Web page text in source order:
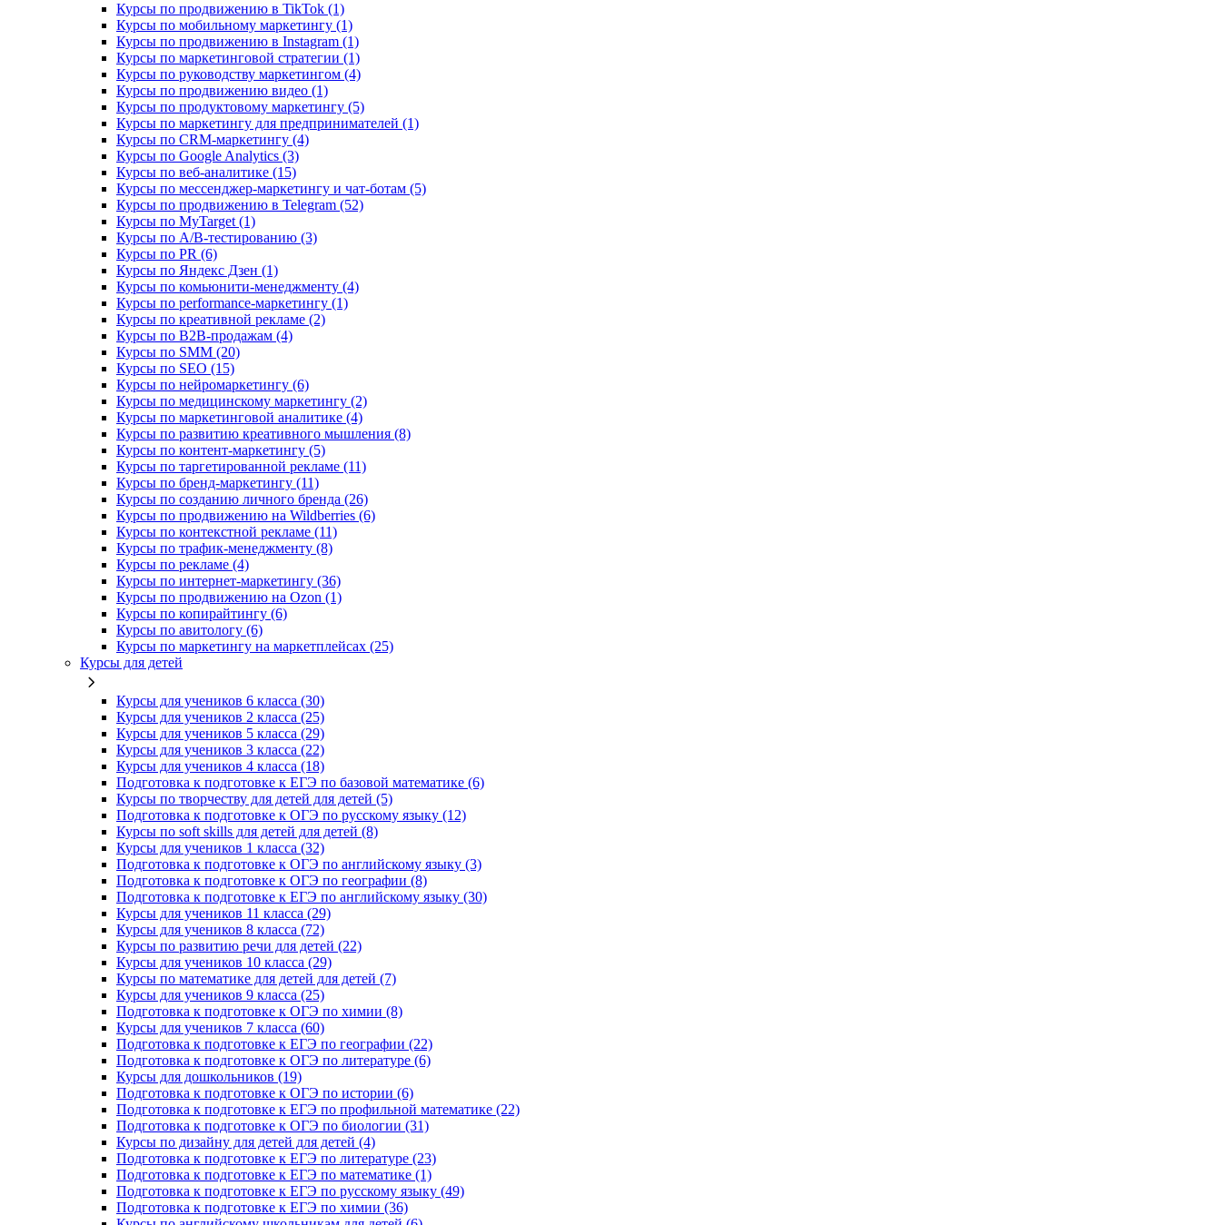
Курсы по продвижению в TikTok (1)
Курсы по мобильному маркетингу (1)
Курсы по продвижению в Instagram (1)
Курсы по маркетинговой стратегии (1)
Курсы по руководству маркетингом (4)
Курсы по продвижению видео (1)
Курсы по продуктовому маркетингу (5)
Курсы по маркетингу для предпринимателей (1)
Курсы по CRM-маркетингу (4)
Курсы по Google Analytics (3)
Курсы по веб-аналитике (15)
Курсы по мессенджер-маркетингу и чат-ботам (5)
Курсы по продвижению в Telegram (52)
Курсы по MyTarget (1)
Курсы по A/B-тестированию (3)
Курсы по PR (6)
Курсы по Яндекс Дзен (1)
Курсы по комьюнити-менеджменту (4)
Курсы по performance-маркетингу (1)
Курсы по креативной рекламе (2)
Курсы по B2B-продажам (4)
Курсы по SMM (20)
Курсы по SEO (15)
Курсы по нейромаркетингу (6)
Курсы по медицинскому маркетингу (2)
Курсы по маркетинговой аналитике (4)
Курсы по развитию креативного мышления (8)
Курсы по контент-маркетингу (5)
Курсы по таргетированной рекламе (11)
Курсы по бренд-маркетингу (11)
Курсы по созданию личного бренда (26)
Курсы по продвижению на Wildberries (6)
Курсы по контекстной рекламе (11)
Курсы по трафик-менеджменту (8)
Курсы по рекламе (4)
Курсы по интернет-маркетингу (36)
Курсы по продвижению на Ozon (1)
Курсы по копирайтингу (6)
Курсы по авитологу (6)
Курсы по маркетингу на маркетплейсах (25)
Курсы для детей
Курсы для учеников 6 класса (30)
Курсы для учеников 2 класса (25)
Курсы для учеников 5 класса (29)
Курсы для учеников 3 класса (22)
Курсы для учеников 4 класса (18)
Подготовка к подготовке к ЕГЭ по базовой математике (6)
Курсы по творчеству для детей для детей (5)
Подготовка к подготовке к ОГЭ по русскому языку (12)
Курсы по soft skills для детей для детей (8)
Курсы для учеников 1 класса (32)
Подготовка к подготовке к ОГЭ по английскому языку (3)
Подготовка к подготовке к ОГЭ по географии (8)
Подготовка к подготовке к ЕГЭ по английскому языку (30)
Курсы для учеников 11 класса (29)
Курсы для учеников 8 класса (72)
Курсы по развитию речи для детей (22)
Курсы для учеников 10 класса (29)
Курсы по математике для детей для детей (7)
Курсы для учеников 9 класса (25)
Подготовка к подготовке к ОГЭ по химии (8)
Курсы для учеников 7 класса (60)
Подготовка к подготовке к ЕГЭ по географии (22)
Подготовка к подготовке к ОГЭ по литературе (6)
Курсы для дошкольников (19)
Подготовка к подготовке к ОГЭ по истории (6)
Подготовка к подготовке к ЕГЭ по профильной математике (22)
Подготовка к подготовке к ОГЭ по биологии (31)
Курсы по дизайну для детей для детей (4)
Подготовка к подготовке к ЕГЭ по литературе (23)
Подготовка к подготовке к ЕГЭ по математике (1)
Подготовка к подготовке к ЕГЭ по русскому языку (49)
Подготовка к подготовке к ЕГЭ по химии (36)